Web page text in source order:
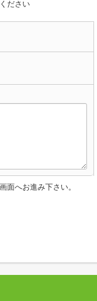
ださい
面へお進み下さい。